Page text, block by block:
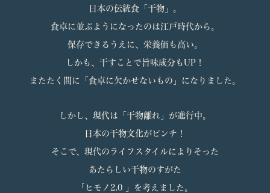
日本の伝統食「干物」。
食卓に並ぶようになったのは江戸時代から。
保存できるうえに、栄養価も高い。
しかも、干すことで旨味成分もUP！
またたく間に「食卓に欠かせないもの」になりました。
しかし、現代は「干物離れ」が進行中。
日本の干物文化がピンチ！
そこで、現代のライフスタイルによりそった
あたらしい干物のすがた
「ヒモノ 2.0 」を考えました。